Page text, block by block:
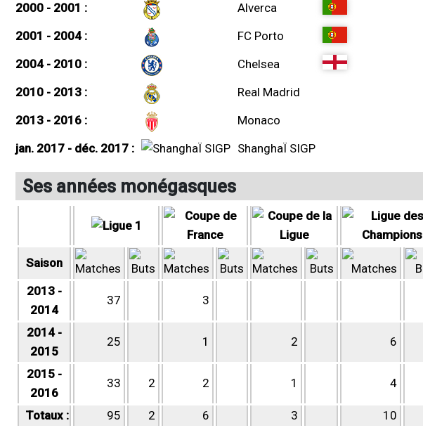
2000 - 2001 :
Alverca
2001 - 2004 :
FC Porto
2004 - 2010 :
Chelsea
2010 - 2013 :
Real Madrid
2013 - 2016 :
Monaco
jan. 2017 - déc. 2017 :
ShanghaÏ SIGP
Ses années monégasques
Saison
2013 -
2014
37 3
2014 -
2015
25 1 2 6
2015 -
2016
33 2 2 1 4
Totaux : 95 2 6 3 10